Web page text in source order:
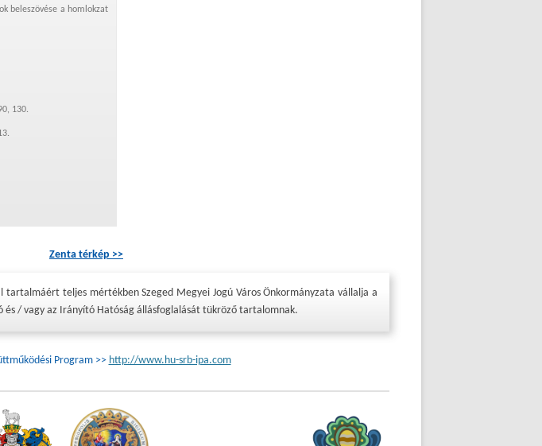
beleszövése a homlokzat
130.
Zenta térkép >>
teljes mértékben Szeged Megyei Jogú Város Önkormányzata vállalja a
/ vagy az Irányító Hatóság állásfoglalását tükröző tartalomnak.
Program >> http://www.hu-srb-ipa.com